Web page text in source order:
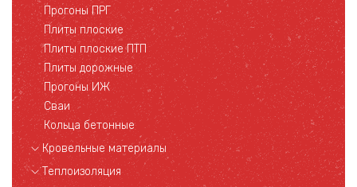
Прогоны ПРГ
Плиты плоские
Плиты плоские ПТП
Плиты дорожные
Прогоны ИЖ
Сваи
Кольца бетонные
Кровельные материалы
Теплоизоляция